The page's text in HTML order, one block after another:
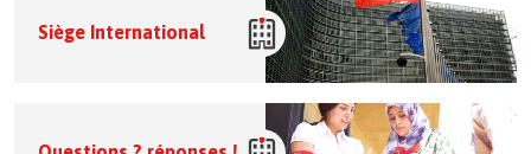
Siège International